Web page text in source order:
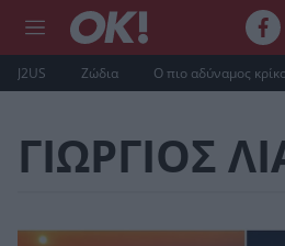
J2US Ζώδια Ο πιο αδύναμος
ΓΙΩΡΓΙΟΣ